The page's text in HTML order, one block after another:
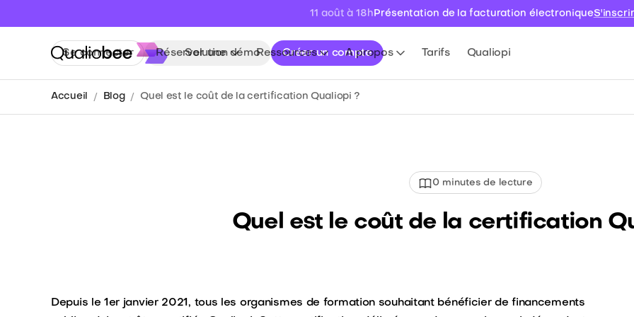
11 août à 18h Présentation de la facturation électronique
Solution Ressources A propos Tarifs Qualiopi
Se connecter Réserver une démo Créer un compte
Accueil Blog Quel est le coût de la certification Qualiopi ?
0 minutes de lecture
Quel est le coût de la certification
Depuis le 1er janvier 2021, tous les organismes de formation souhaitant bénéficier de financements